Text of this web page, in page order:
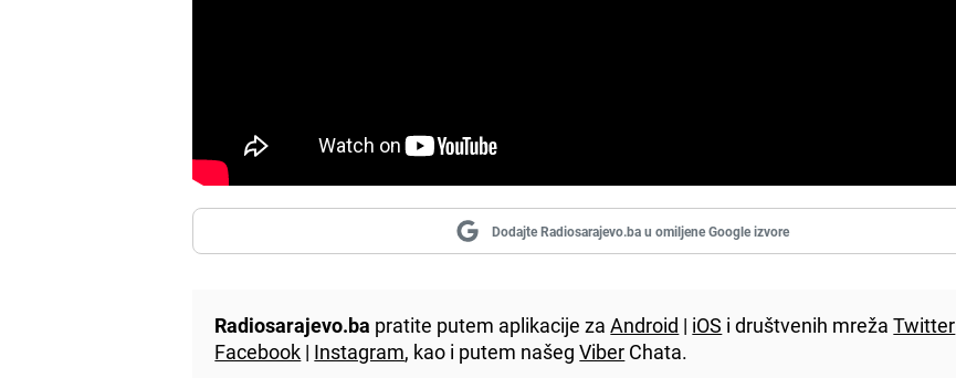
Dodajte Radiosarajevo.ba u omiljene Google izvore
Radiosarajevo.ba pratite putem aplikacije zaAndroid | iOS i društvenih mrežaTwitter
Facebook | Instagram, kao i putem našegViber Chata.